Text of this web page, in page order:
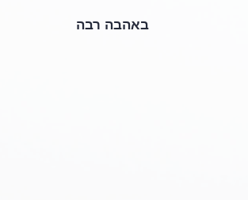
באהבה רבה